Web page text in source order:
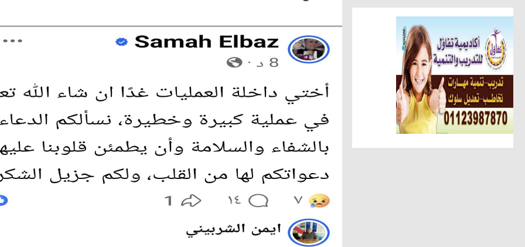
تهنئة الجريدة للاستاذ عبد السلام بلتاجي بمناسبة زفاف كريمته سلمي
أهم الأخبار
الوحدة المحلية بالحامول تستعين بسيارات طوارئ المياه لتلبية احتياجات مواطني المجاز
حوادث وقضايا
ضبط عاطل وسيدة أثناء تعاطيهما المخدرات بالإسكندرية
مقالات وكتّاب
عطوة الزقم يكتب.. عبدالهادى حجازى الرجل الذى آمن بإن النجاح الحقيقى هو الذى
مقالات وكتّاب
شافيه ابو سمرة تكتب: فى حفل الزفاف ذكريات من زمن فات
شحاتة يهنئ عبد الحميد لنجاح نجله فى الثانوية العامة